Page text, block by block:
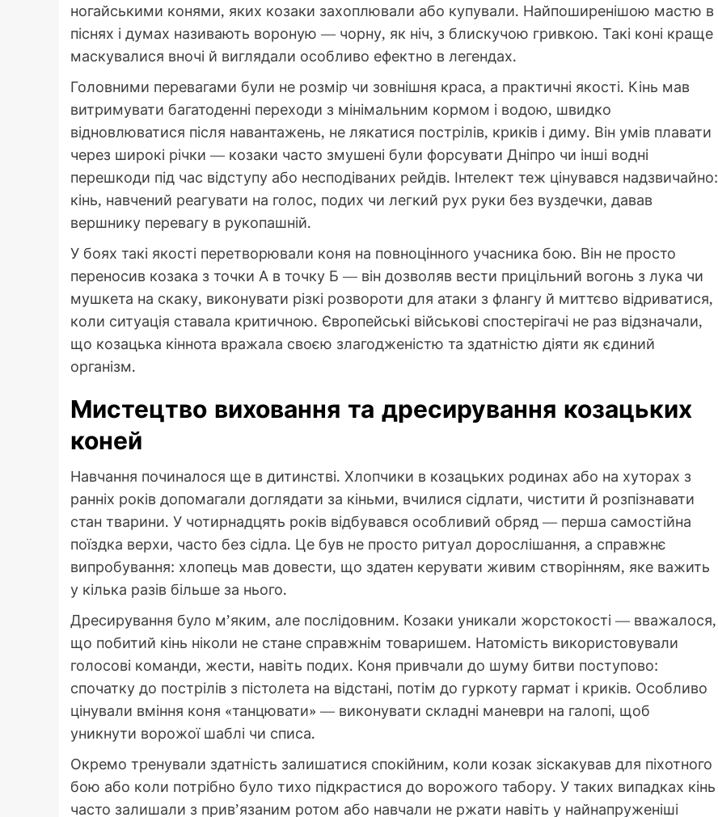
ногайськими конями, яких козаки захоплювали або купували. Найпоширенішою мастю в
піснях і думах називають вороную — чорну, як ніч, з блискучою гривкою. Такі коні краще
маскувалися вночі й виглядали особливо ефектно в легендах.
Головними перевагами були не розмір чи зовнішня краса, а практичні якості. Кінь мав
витримувати багатоденні переходи з мінімальним кормом і водою, швидко
відновлюватися після навантажень, не лякатися пострілів, криків і диму. Він умів плавати
через широкі річки — козаки часто змушені були форсувати Дніпро чи інші водні
перешкоди під час відступу або несподіваних рейдів. Інтелект теж цінувався надзвичайно:
кінь, навчений реагувати на голос, подих чи легкий рух руки без вуздечки, давав
вершнику перевагу в рукопашній.
У боях такі якості перетворювали коня на повноцінного учасника бою. Він не просто
переносив козака з точки А в точку Б — він дозволяв вести прицільний вогонь з лука чи
мушкета на скаку, виконувати різкі розвороти для атаки з флангу й миттєво відриватися,
коли ситуація ставала критичною. Європейські військові спостерігачі не раз відзначали,
що козацька кіннота вражала своєю злагодженістю та здатністю діяти як єдиний
організм.
Мистецтво виховання та дресирування козацьких
коней
Навчання починалося ще в дитинстві. Хлопчики в козацьких родинах або на хуторах з
ранніх років допомагали доглядати за кіньми, вчилися сідлати, чистити й розпізнавати
стан тварини. У чотирнадцять років відбувався особливий обряд — перша самостійна
поїздка верхи, часто без сідла. Це був не просто ритуал дорослішання, а справжнє
випробування: хлопець мав довести, що здатен керувати живим створінням, яке важить
у кілька разів більше за нього.
Дресирування було м’яким, але послідовним. Козаки уникали жорстокості — вважалося,
що побитий кінь ніколи не стане справжнім товаришем. Натомість використовували
голосові команди, жести, навіть подих. Коня привчали до шуму битви поступово:
спочатку до пострілів з пістолета на відстані, потім до гуркоту гармат і криків. Особливо
цінували вміння коня «танцювати» — виконувати складні маневри на галопі, щоб
уникнути ворожої шаблі чи списа.
Окремо тренували здатність залишатися спокійним, коли козак зіскакував для піхотного
бою або коли потрібно було тихо підкрастися до ворожого табору. У таких випадках кінь
часто залишали з прив’язаним ротом або навчали не ржати навіть у найнапруженіші